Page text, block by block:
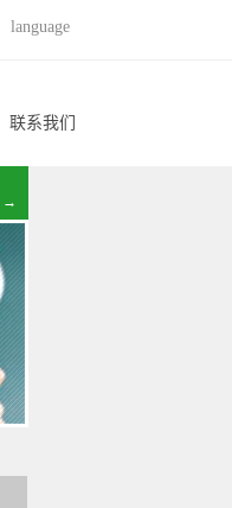
language
联系我们
→